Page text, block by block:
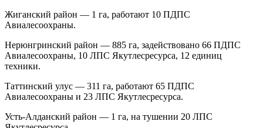
Жиганский район — 1 га, работают 10 ПДПС
Авиалесоохраны.
Нерюнгринский район — 885 га, задействовано 66 ПДПС
Авиалесоохраны, 10 ЛПС Якутлесресурса, 12 единиц
техники.
Таттинский улус — 311 га, работают 65 ПДПС
Авиалесоохраны и 23 ЛПС Якутлесресурса.
Усть-Алданский район — 1 га, на тушении 20 ЛПС